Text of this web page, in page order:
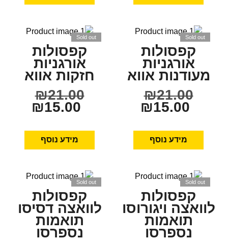
Sold out
קפסולות
אורגניות
מעודנות אווא
₪21.00
₪15.00
מידע נוסף
Sold out
קפסולות
אורגניות
חזקות אווא
₪21.00
₪15.00
מידע נוסף
Sold out
קפסולות
לוואצה ויגורוסו
תואמות
נספרסו
Sold out
קפסולות
לוואצה דסיסו
תואמות
נספרסו